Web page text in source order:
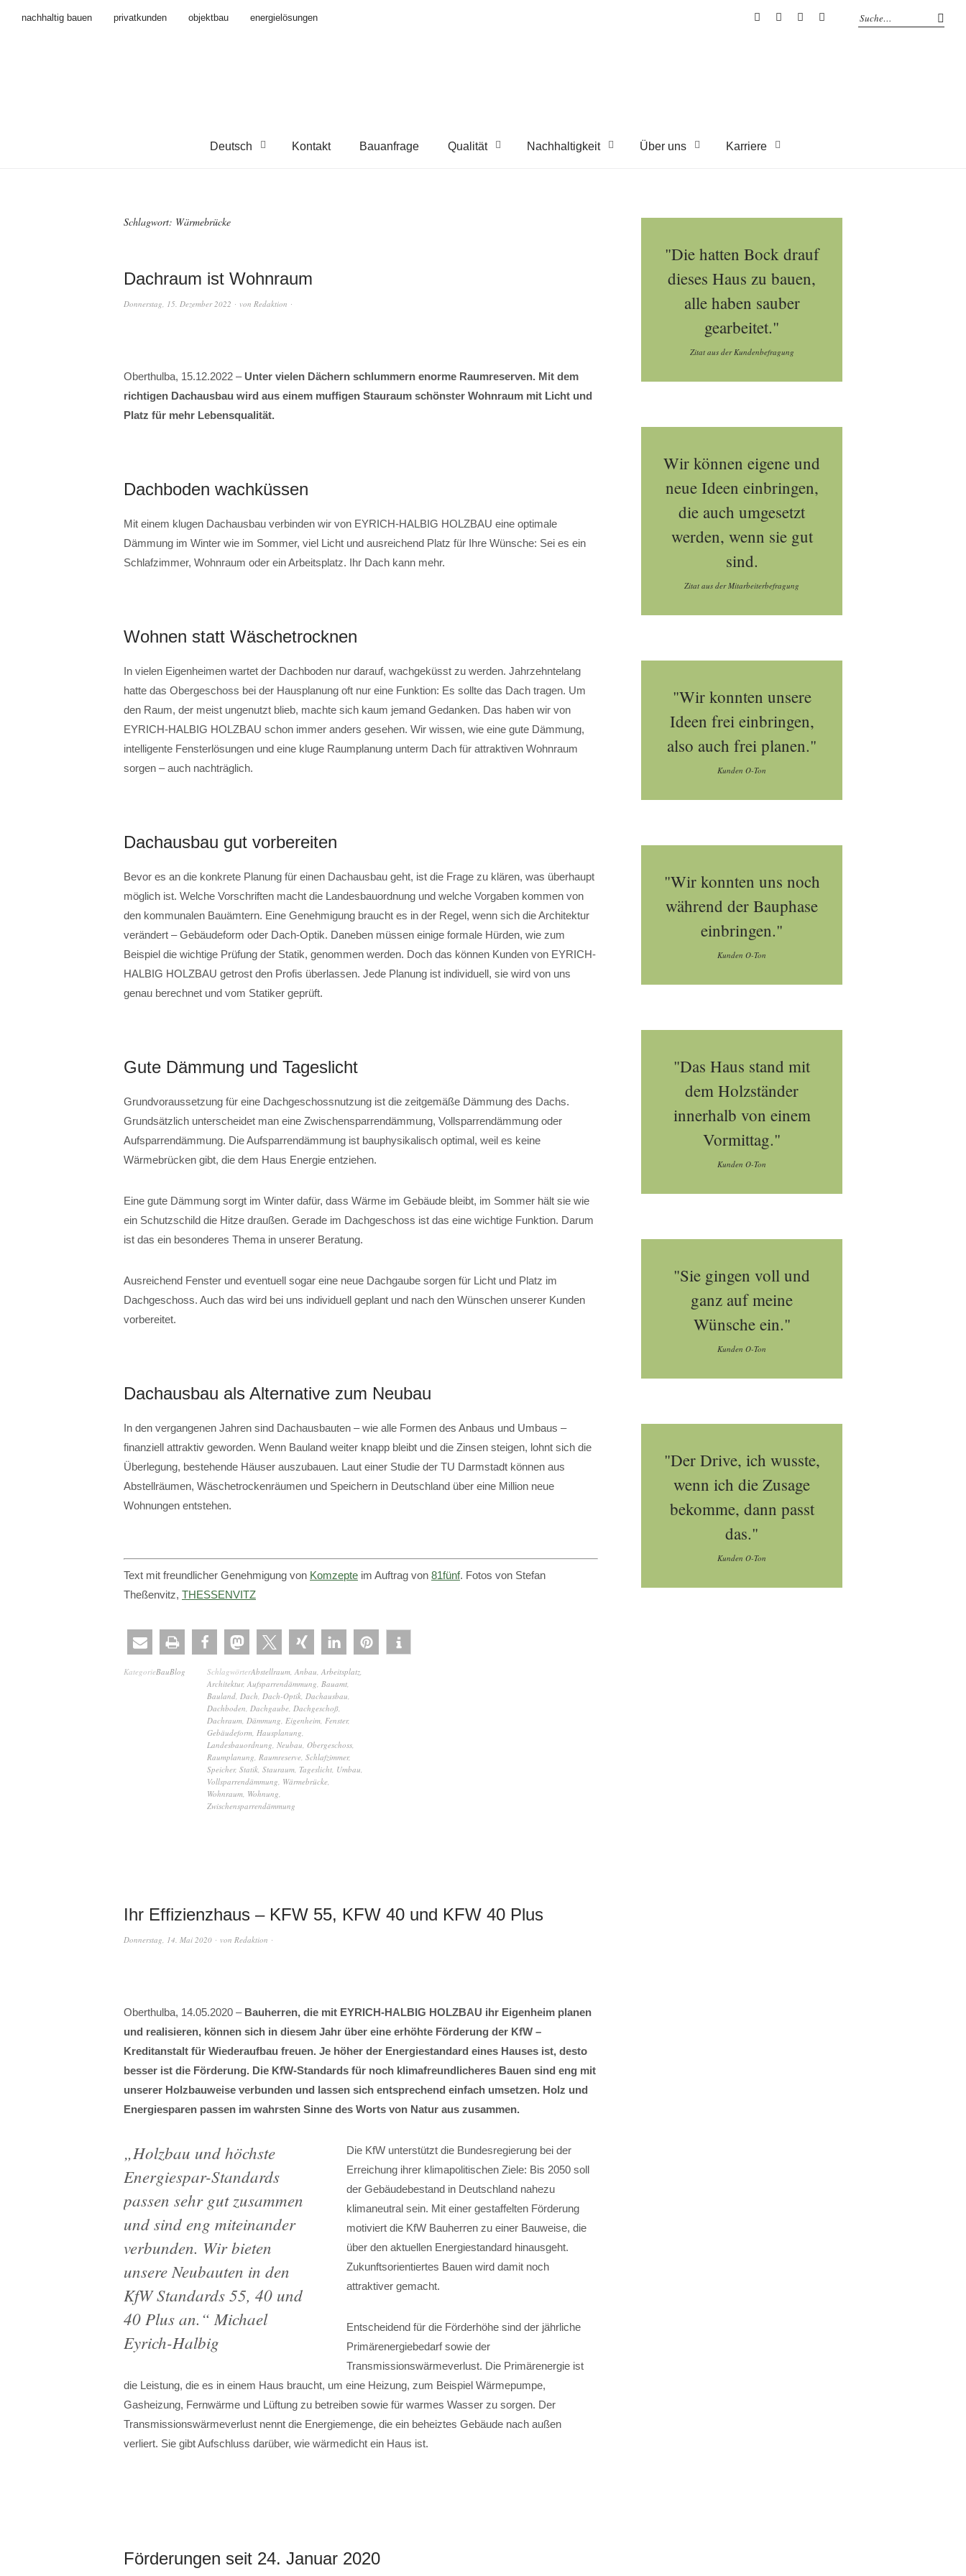
nachhaltig bauen privatkunden objektbau
energielösungen
Deutsch Kontakt Bauanfrage Qualität Nachhaltigkeit Über uns Karriere
Schlagwort: Wärmebrücke
Dachraum ist Wohnraum
Donnerstag, 15. Dezember 2022 von Redaktion
Oberthulba, 15.12.2022 – Unter vielen Dächern schlummern enorme Raumreserven. Mit dem
richtigen Dachausbau wird aus einem muffigen Stauraum schönster Wohnraum mit Licht und
Platz für mehr Lebensqualität.
Dachboden wachküssen
Mit einem klugen Dachausbau verbinden wir von EYRICH-HALBIG HOLZBAU eine optimale
Dämmung im Winter wie im Sommer, viel Licht und ausreichend Platz für Ihre Wünsche: Sei es ein
Schlafzimmer, Wohnraum oder ein Arbeitsplatz. Ihr Dach kann mehr.
Wohnen statt Wäschetrocknen
In vielen Eigenheimen wartet der Dachboden nur darauf, wachgeküsst zu werden. Jahrzehntelang
hatte das Obergeschoss bei der Hausplanung oft nur eine Funktion: Es sollte das Dach tragen. Um
den Raum, der meist ungenutzt blieb, machte sich kaum jemand Gedanken. Das haben wir von
EYRICH-HALBIG HOLZBAU schon immer anders gesehen. Wir wissen, wie eine gute Dämmung,
intelligente Fensterlösungen und eine kluge Raumplanung unterm Dach für attraktiven Wohnraum
sorgen – auch nachträglich.
Dachausbau gut vorbereiten
Bevor es an die konkrete Planung für einen Dachausbau geht, ist die Frage zu klären, was überhaupt
möglich ist. Welche Vorschriften macht die Landesbauordnung und welche Vorgaben kommen von
den kommunalen Bauämtern. Eine Genehmigung braucht es in der Regel, wenn sich die Architektur
verändert – Gebäudeform oder Dach-Optik. Daneben müssen einige formale Hürden, wie zum
Beispiel die wichtige Prüfung der Statik, genommen werden. Doch das können Kunden von EYRICH-
HALBIG HOLZBAU getrost den Profis überlassen. Jede Planung ist individuell, sie wird von uns
genau berechnet und vom Statiker geprüft.
Gute Dämmung und Tageslicht
Grundvoraussetzung für eine Dachgeschossnutzung ist die zeitgemäße Dämmung des Dachs.
Grundsätzlich unterscheidet man eine Zwischensparrendämmung, Vollsparrendämmung oder
Aufsparrendämmung. Die Aufsparrendämmung ist bauphysikalisch optimal, weil es keine
Wärmebrücken gibt, die dem Haus Energie entziehen.
Eine gute Dämmung sorgt im Winter dafür, dass Wärme im Gebäude bleibt, im Sommer hält sie wie
ein Schutzschild die Hitze draußen. Gerade im Dachgeschoss ist das eine wichtige Funktion. Darum
ist das ein besonderes Thema in unserer Beratung.
Ausreichend Fenster und eventuell sogar eine neue Dachgaube sorgen für Licht und Platz im
Dachgeschoss. Auch das wird bei uns individuell geplant und nach den Wünschen unserer Kunden
vorbereitet.
Dachausbau als Alternative zum Neubau
In den vergangenen Jahren sind Dachausbauten – wie alle Formen des Anbaus und Umbaus –
finanziell attraktiv geworden. Wenn Bauland weiter knapp bleibt und die Zinsen steigen, lohnt sich die
Überlegung, bestehende Häuser auszubauen. Laut einer Studie der TU Darmstadt können aus
Abstellräumen, Wäschetrockenräumen und Speichern in Deutschland über eine Million neue
Wohnungen entstehen.
Text mit freundlicher Genehmigung von Komzepte im Auftrag von 81fünf. Fotos von Stefan
Theßenvitz, THESSENVITZ
KategorieBauBlog SchlagwörterAbstellraum Anbau Arbeitsplatz
Architektur, Aufsparrendämmung Bauamt
Bauland Dach Dach-Optik Dachausbau
Dachboden Dachgaube Dachgeschoß
Dachraum Dämmung Eigenheim Fenster,
Gebäudeform Hausplanung
Landesbauordnung Neubau Obergeschoss
Raumplanung Raumreserve Schlafzimmer,
Speicher, Statik Stauraum Tageslicht Umbau
Vollsparrendämmung Wärmebrücke
Wohnraum Wohnung
Zwischensparrendämmung
Ihr Effizienzhaus – KFW 55, KFW 40 und KFW 40 Plus
Donnerstag, 14. Mai 2020 von Redaktion
Oberthulba, 14.05.2020 – Bauherren, die mit EYRICH-HALBIG HOLZBAU ihr Eigenheim planen
und realisieren, können sich in diesem Jahr über eine erhöhte Förderung der KfW –
Kreditanstalt für Wiederaufbau freuen. Je höher der Energiestandard eines Hauses ist, desto
besser ist die Förderung. Die KfW-Standards für noch klimafreundlicheres Bauen sind eng mit
unserer Holzbauweise verbunden und lassen sich entsprechend einfach umsetzen. Holz und
Energiesparen passen im wahrsten Sinne des Worts von Natur aus zusammen.
„Holzbau und höchste
Energiespar-Standards
passen sehr gut zusammen
und sind eng miteinander
verbunden. Wir bieten
unsere Neubauten in den
KfW Standards 55, 40 und
40 Plus an.“ Michael
Eyrich-Halbig
Die KfW unterstützt die Bundesregierung bei der
Erreichung ihrer klimapolitischen Ziele: Bis 2050 soll
der Gebäudebestand in Deutschland nahezu
klimaneutral sein. Mit einer gestaffelten Förderung
motiviert die KfW Bauherren zu einer Bauweise, die
über den aktuellen Energiestandard hinausgeht.
Zukunftsorientiertes Bauen wird damit noch
attraktiver gemacht.
Entscheidend für die Förderhöhe sind der jährliche
Primärenergiebedarf sowie der
Transmissionswärmeverlust. Die Primärenergie ist
die Leistung, die es in einem Haus braucht, um eine Heizung, zum Beispiel Wärmepumpe,
Gasheizung, Fernwärme und Lüftung zu betreiben sowie für warmes Wasser zu sorgen. Der
Transmissionswärmeverlust nennt die Energiemenge, die ein beheiztes Gebäude nach außen
verliert. Sie gibt Aufschluss darüber, wie wärmedicht ein Haus ist.
Förderungen seit 24. Januar 2020
"Die hatten Bock drauf
dieses Haus zu bauen,
alle haben sauber
gearbeitet."
Zitat aus der Kundenbefragung
Wir können eigene und
neue Ideen einbringen,
die auch umgesetzt
werden, wenn sie gut
sind.
Zitat aus der Mitarbeiterbefragung
"Wir konnten unsere
Ideen frei einbringen,
also auch frei planen."
Kunden O-Ton
"Wir konnten uns noch
während der Bauphase
einbringen."
Kunden O-Ton
"Das Haus stand mit
dem Holzständer
innerhalb von einem
Vormittag."
Kunden O-Ton
"Sie gingen voll und
ganz auf meine
Wünsche ein."
Kunden O-Ton
"Der Drive, ich wusste,
wenn ich die Zusage
bekomme, dann passt
das."
Kunden O-Ton